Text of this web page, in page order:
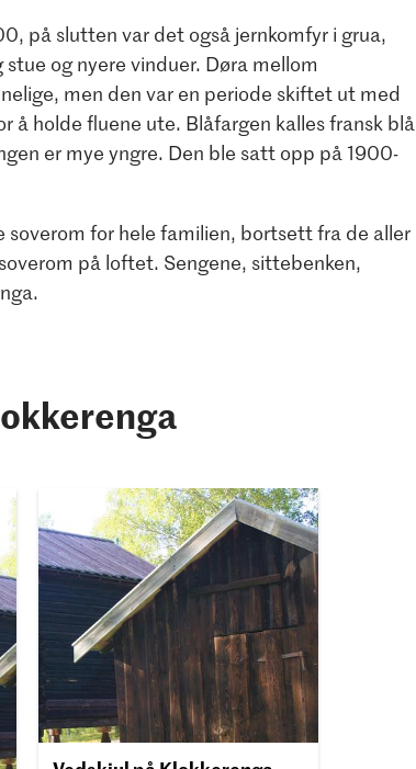
på slutten var det også jernkomfyr i grua,
og nyere vinduer. Døra mellom
men den var en periode skiftet ut med
å holde fluene ute. Blåfargen kalles fransk blå
er mye yngre. Den ble satt opp på 1900-
soverom for hele familien, bortsett fra de aller
på loftet. Sengene, sittebenken,